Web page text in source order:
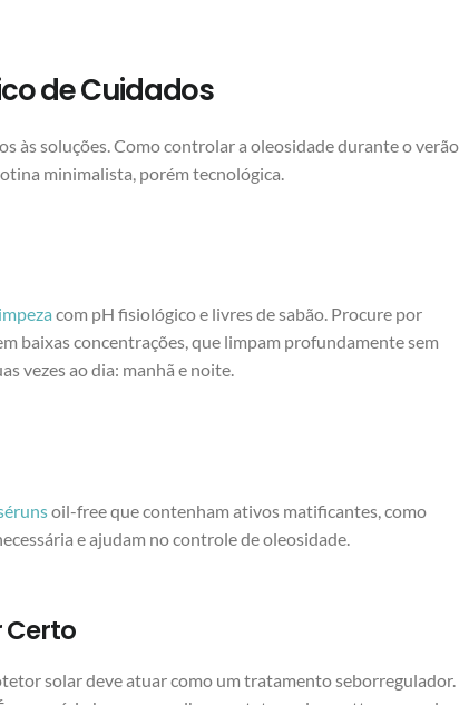
de Cuidados
às soluções. Como controlar a oleosidade durante o verão
minimalista, porém tecnológica.
com pH fisiológico e livres de sabão. Procure por
baixas concentrações, que limpam profundamente sem
vezes ao dia: manhã e noite.
oil-free que contenham ativos matificantes, como
e ajudam no controle de oleosidade.
Certo
solar deve atuar como um tratamento seborregulador.